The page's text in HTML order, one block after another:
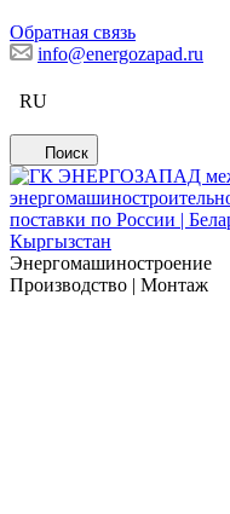
Обратная связь
info@energozapad.ru
RU
Поиск
Энергомашиностроение
Производство | Монтаж